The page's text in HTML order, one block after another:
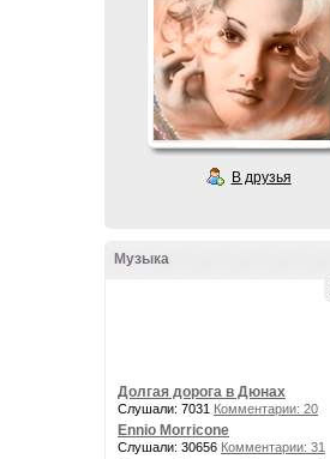
В друзья
Музыка
Долгая дорога в Дюнах
Слушали: 7031 Комментарии: 20
Ennio Morricone
Слушали: 30656 Комментарии: 31